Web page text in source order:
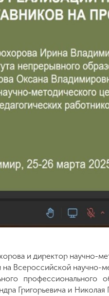
и директор научно-
на Всероссийской научно-
профессионального
Григорьевича и Николая